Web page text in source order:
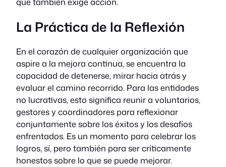
La Práctica de la Reflexión
En el corazón de cualquier organización que
aspire a la mejora continua, se encuentra la
capacidad de detenerse, mirar hacia atrás y
evaluar el camino recorrido. Para las entidades
no lucrativas, esto significa reunir a voluntarios,
gestores y coordinadores para reflexionar
conjuntamente sobre los éxitos y los desafíos
enfrentados. Es un momento para celebrar los
logros, sí, pero también para ser críticamente
honestos sobre lo que se puede mejorar.